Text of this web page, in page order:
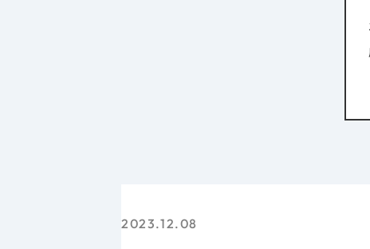
2023.12.08